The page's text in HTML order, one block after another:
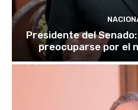
Presidente del
preocuparse por el